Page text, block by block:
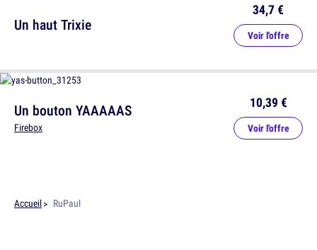
Un bouton YAAAAAS
Firebox
10,39 €
Voir l'offre
Un haut Trixie
34,7 €
Voir l'offre
Accueil RuPaul